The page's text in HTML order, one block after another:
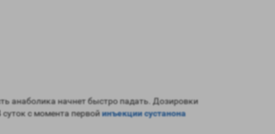
анаболика начнет быстро падать. Дозировки
суток с момента первойинъекции сустанона